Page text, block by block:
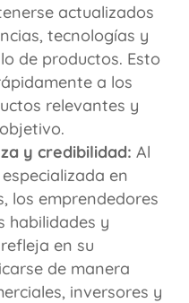
actualizados
tecnologías y
de productos. Esto
a los
relevantes y
y credibilidad: Al
en
los emprendedores
habilidades y
en su
de manera
inversores y